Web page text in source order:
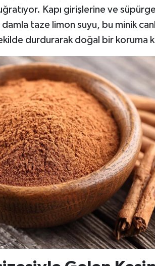
Kapı girişlerine ve
taze limon suyu, bu minik
durdurarak doğal bir koruma